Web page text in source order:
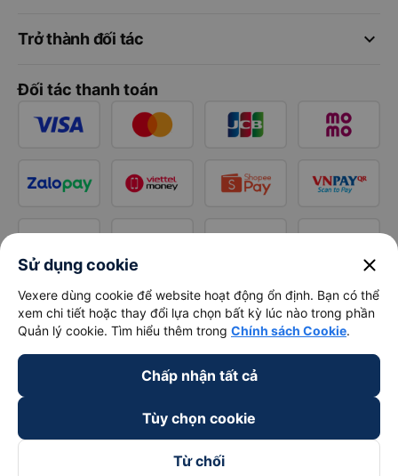
keyboard_arrow_down
Trở thành đối tác
Đối tác thanh toán
Sử dụng cookie close
Vexere dùng cookie để website hoạt động ổn định. Bạn có thể
xem chi tiết hoặc thay đổi lựa chọn bất kỳ lúc nào trong phần
Quản lý cookie. Tìm hiểu thêm trong Chính sách Cookie.
Chấp nhận tất cả
Tùy chọn cookie
Từ chối